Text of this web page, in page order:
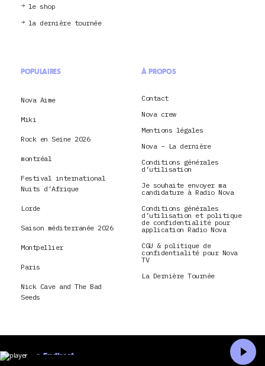
le shop
la dernière tournée
POPULAIRES
Nova Aime
Miki
Rock en Seine 2026
montréal
Festival international
Nuits d’Afrique
Lorde
Saison méditerranée 2026
Montpellier
Paris
Nick Cave and The Bad
Seeds
À PROPOS
Contact
Nova crew
Mentions légales
Nova – La dernière
Conditions générales
d’utilisation
Je souhaite envoyer ma
candidature à Radio Nova
Conditions générales
d’utilisation et politique
de confidentialité pour
application Radio Nova
CGU & politique de
confidentialité pour Nova
TV
La Dernière Tournée
En direct